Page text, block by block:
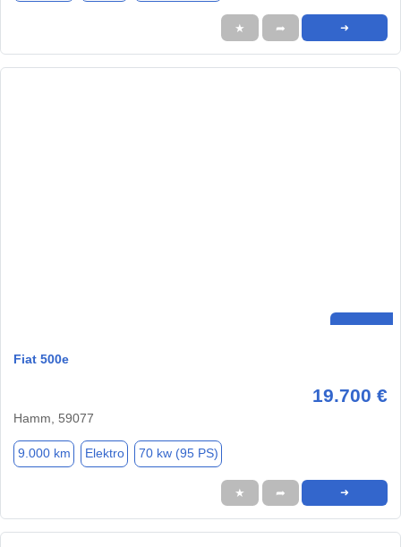
★ ➦ ➜
Fiat 500e
19.700 €
Hamm, 59077
9.000 km Elektro 70 kw (95 PS)
★ ➦ ➜